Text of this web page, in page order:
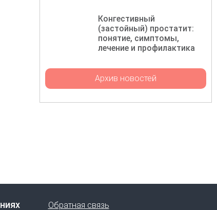
Конгестивный
(застойный) простатит:
понятие, симптомы,
лечение и профилактика
Архив новостей
Обратная связь